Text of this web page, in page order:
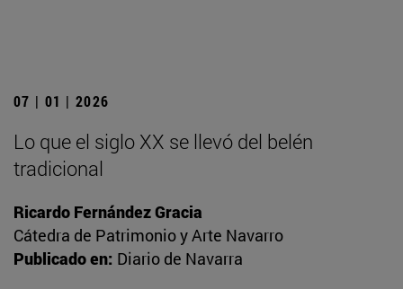
07 | 01 | 2026
Lo que el siglo XX se llevó del belén
tradicional
Ricardo Fernández Gracia
Cátedra de Patrimonio y Arte Navarro
Publicado en: Diario de Navarra